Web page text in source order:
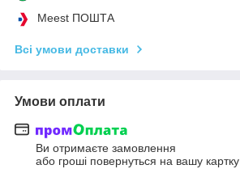
Meest ПОШТА
Всі умови доставки
Умови оплати
Ви отримаєте замовлення
або гроші повернуться на вашу картку